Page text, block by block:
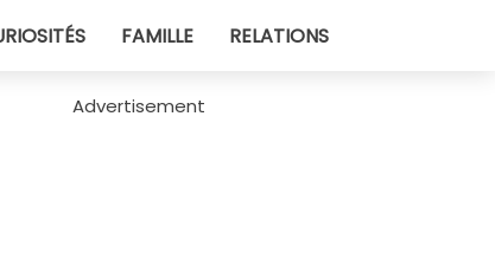
FAMILLE RELATIONS
Advertisement